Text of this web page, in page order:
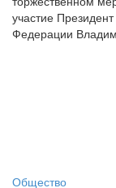
участие
Федерации
Общество